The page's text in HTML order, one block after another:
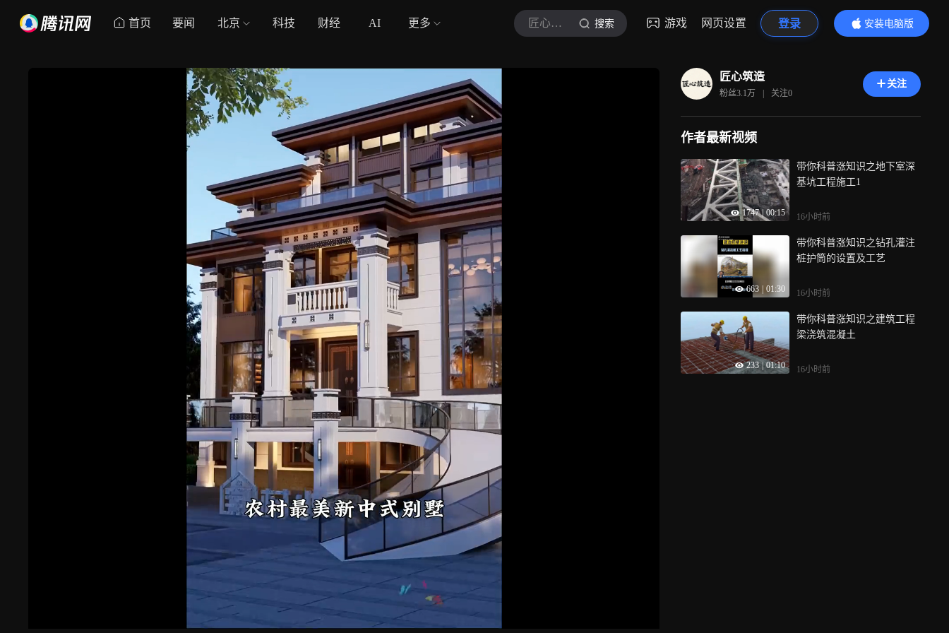
首页 要闻 北京 科技 财经 AI 更多 匠心筑造 搜索 游戏 网页设置 登录
安装电脑版
内容更精彩
匠心筑造
粉丝3.1万 | 关注0
关注
作者最新视频
1747 | 00:15
带你科普涨知识之地下室深
基坑工程施工1
16小时前
663 01:30
带你科普涨知识之钻孔灌注
桩护筒的设置及工艺
16小时前
233 | 01:10
带你科普涨知识之建筑工程
梁浇筑混凝土
16小时前